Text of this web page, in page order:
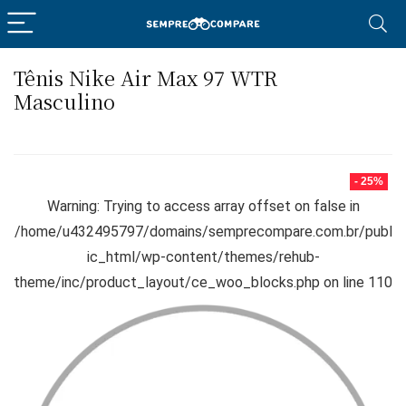
Tênis Nike Air Max 97 WTR
Masculino
- 25%
Warning: Trying to access array offset on false in
/home/u432495797/domains/semprecompare.com.br/publ
ic_html/wp-content/themes/rehub-
theme/inc/product_layout/ce_woo_blocks.php on line 110